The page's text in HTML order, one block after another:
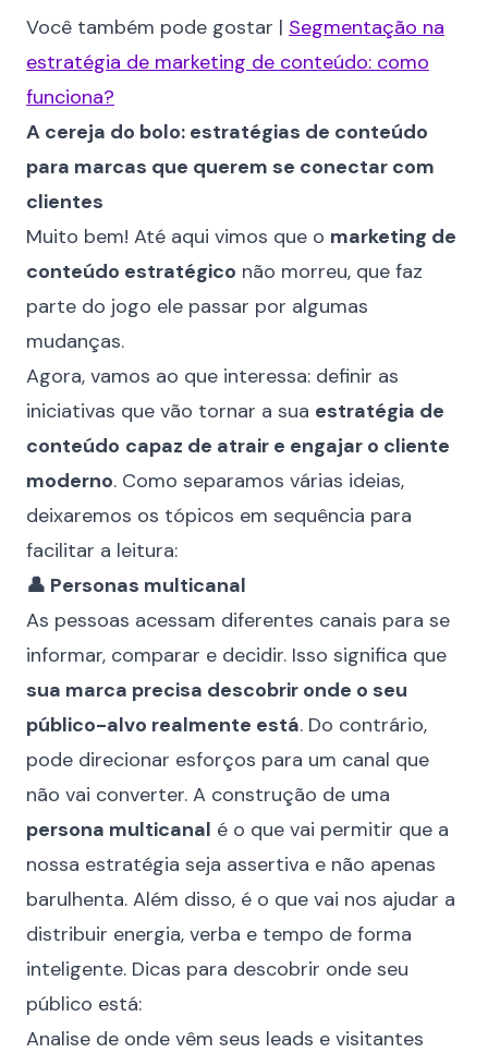
Você também pode gostar | Segmentação na
estratégia de marketing de conteúdo: como
funciona?
A cereja do bolo: estratégias de conteúdo
para marcas que querem se conectar com
clientes
Muito bem! Até aqui vimos que o marketing de
conteúdo estratégico não morreu, que faz
parte do jogo ele passar por algumas
mudanças.
Agora, vamos ao que interessa: definir as
iniciativas que vão tornar a sua estratégia de
conteúdo capaz de atrair e engajar o cliente
moderno. Como separamos várias ideias,
deixaremos os tópicos em sequência para
facilitar a leitura:
👤 Personas multicanal
As pessoas acessam diferentes canais para se
informar, comparar e decidir. Isso significa que
sua marca precisa descobrir onde o seu
público-alvo realmente está. Do contrário,
pode direcionar esforços para um canal que
não vai converter. A construção de uma
persona multicanal é o que vai permitir que a
nossa estratégia seja assertiva e não apenas
barulhenta. Além disso, é o que vai nos ajudar a
distribuir energia, verba e tempo de forma
inteligente. Dicas para descobrir onde seu
público está:
Analise de onde vêm seus leads e visitantes